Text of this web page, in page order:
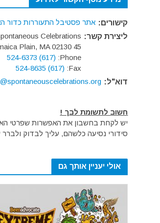
קישורים: אתר פסטיבל התעוררות כדור
ליצירת קשר: Celebrations
45 Danforth St., Jamaica Plain, MA 02130
Phone:
(617) 524-6373
Fax:
(617) 524-8635
דוא"ל:
חשוב לתשומת לבך !
יש לקחת בחשבון את האפשרות שפרטי
סידורי נסיעה כלשהם, עליך לבדוק
אולי יעניין אותך גם